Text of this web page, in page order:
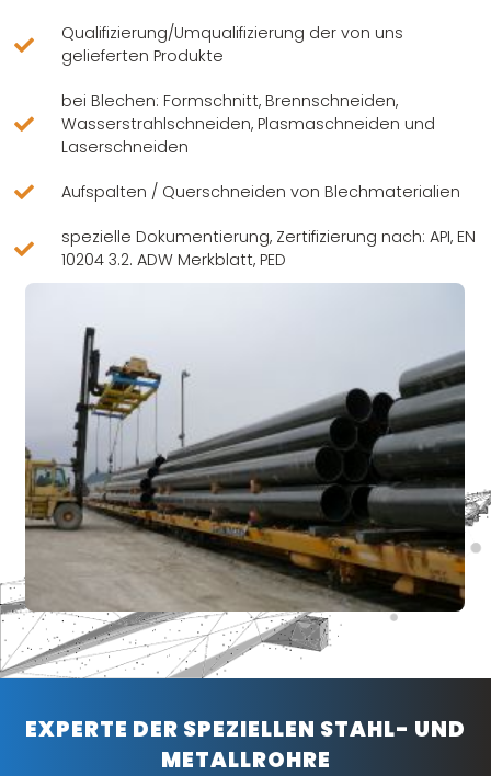
Qualifizierung/Umqualifizierung der von uns
gelieferten Produkte
bei Blechen: Formschnitt, Brennschneiden,
Wasserstrahlschneiden, Plasmaschneiden und
Laserschneiden
Aufspalten / Querschneiden von Blechmaterialien
spezielle Dokumentierung, Zertifizierung nach: API, EN
10204 3.2. ADW Merkblatt, PED
EXPERTE DER SPEZIELLEN STAHL- UND
METALLROHRE